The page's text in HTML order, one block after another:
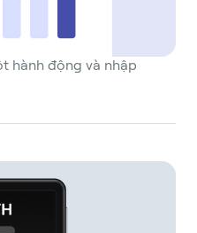
hành động và nhập